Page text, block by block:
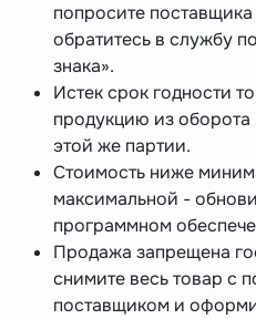
попросите
обратитесь в службу
знака».
Истек срок годности
продукцию из оборота
этой же партии.
Стоимость ниже
максимальной -
программном
Продажа запрещена
снимите весь товар с
поставщиком и